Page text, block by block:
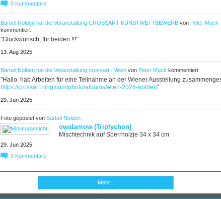
0 Kommentare
Bärbel Nolden hat die Veranstaltung CROSSART KUNSTWETTBEWERBvon Peter Mück
kommentiert
"Glückwunsch, Ihr beiden !!!"
13. Aug 2025
Bärbel Nolden hat die Veranstaltung crossart - Wienvon Peter Mück kommentiert
"Hallo, hab Arbeiten für eine Teilnahme an der Wiener Ausstellung
https://crossart.ning.com/photo/albums/wien-2026-nolden"
29. Jun 2025
Foto gepostet von Bärbel Nolden
owalamow (Triptychon)
Mischtechnik auf Sperrholzje 34 x 34 cm
29. Jun 2025
0 Kommentare
Mehr...